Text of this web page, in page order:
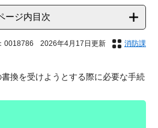
ージ内目次
0018786 2026年4月17日更新 消防課
換を受けようとする際に必要な手続